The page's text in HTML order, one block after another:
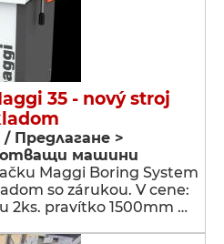
35 - nový stroj
Предлагане >
машини
Maggi Boring System
so zárukou. V cene:
2ks. pravítko 1500mm …